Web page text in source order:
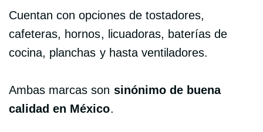
Cuentan con opciones de tostadores,
cafeteras, hornos, licuadoras, baterías de
cocina, planchas y hasta ventiladores.
Ambas marcas son sinónimo de buena
calidad en México.